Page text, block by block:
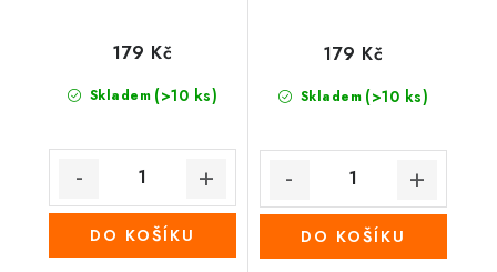
Skladem (>10 ks)
179 Kč
DO KOŠÍKU
Skladem (>10 ks)
179 Kč
DO KOŠÍKU